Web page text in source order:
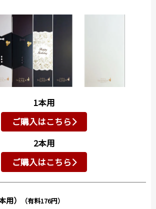
1本用
ご購入はこちら
2本用
ご購入はこちら
用） （有料176円）